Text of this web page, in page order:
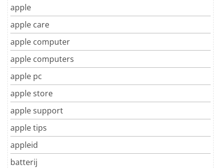
apple
apple care
apple computer
apple computers
apple pc
apple store
apple support
apple tips
appleid
batterij